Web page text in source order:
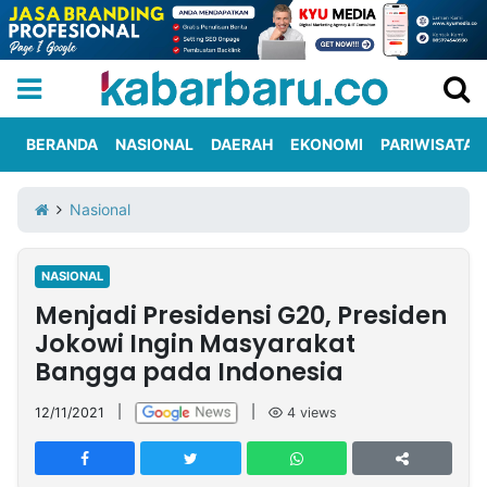
Iklan
Berita
Kami
Nasional
International
Olahraga
Entertainment
Daerah
Pariwisata
Kuliner
Kolom
Network
PT
TREETAN
BERANDA NASIONAL DAERAH EKONOMI PARIWISATA
Nasional
NASIONAL
Menjadi Presidensi G20, Presiden
Jokowi Ingin Masyarakat
Bangga pada Indonesia
12/11/2021 4 views